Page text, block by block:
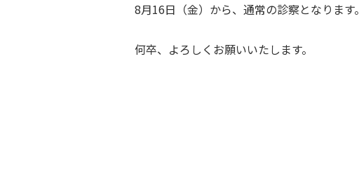
8月16日（金）から、通常の診察となります。
何卒、よろしくお願いいたします。